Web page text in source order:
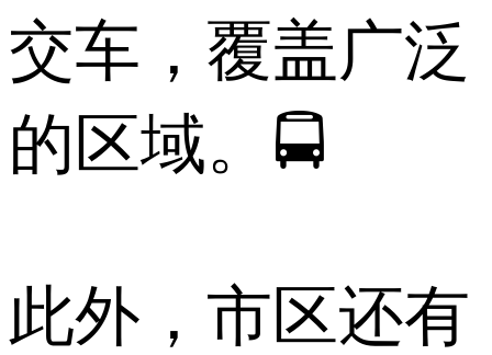
交车，覆盖广泛
的区域。🚍
此外，市区还有